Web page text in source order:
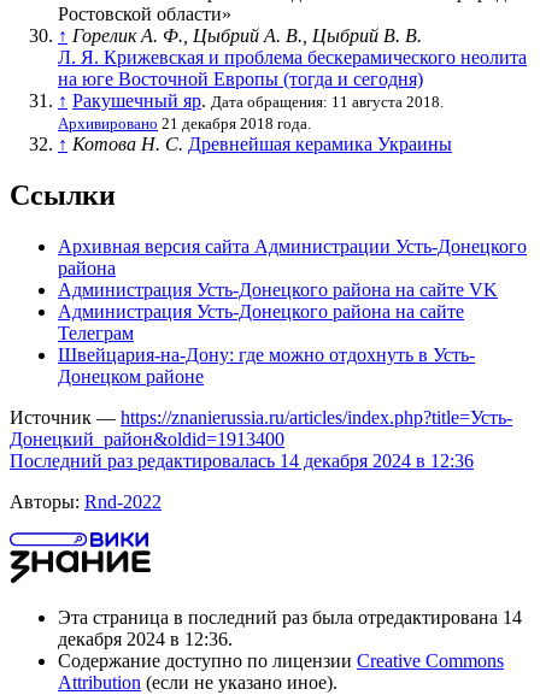
Ростовской области»
↑ Горелик А. Ф., Цыбрий А. В., Цыбрий В. В.
Л. Я. Крижевская и проблема бескерамического неолита
на юге Восточной Европы (тогда и сегодня)
↑ Ракушечный яр. Дата обращения: 11 августа 2018.
Архивировано 21 декабря 2018 года.
↑ Котова Н. С. Древнейшая керамика Украины
Ссылки
Архивная версия сайта Администрации Усть-Донецкого
района
Администрация Усть-Донецкого района на сайте VK
Администрация Усть-Донецкого района на сайте
Телеграм
Швейцария-на-Дону: где можно отдохнуть в Усть-
Донецком районе
Источник — https://znanierussia.ru/articles/index.php?title=Усть-
Донецкий_район&oldid=1913400
Последний раз редактировалась 14 декабря 2024 в 12:36
Авторы: Rnd-2022
Эта страница в последний раз была отредактирована 14
декабря 2024 в 12:36.
Содержание доступно по лицензии Creative Commons
Attribution (если не указано иное).